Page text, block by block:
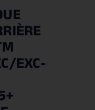
EXC-